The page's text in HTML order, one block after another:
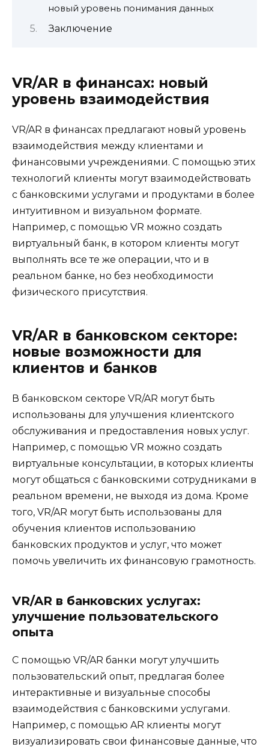
новый уровень понимания данных
Заключение
VR/AR в финансах: новый
уровень взаимодействия
VR/AR в финансах предлагают новый уровень
взаимодействия между клиентами и
финансовыми учреждениями. С помощью этих
технологий клиенты могут взаимодействовать
с банковскими услугами и продуктами в более
интуитивном и визуальном формате.
Например, с помощью VR можно создать
виртуальный банк, в котором клиенты могут
выполнять все те же операции, что и в
реальном банке, но без необходимости
физического присутствия.
VR/AR в банковском секторе:
новые возможности для
клиентов и банков
В банковском секторе VR/AR могут быть
использованы для улучшения клиентского
обслуживания и предоставления новых услуг.
Например, с помощью VR можно создать
виртуальные консультации, в которых клиенты
могут общаться с банковскими сотрудниками в
реальном времени, не выходя из дома. Кроме
того, VR/AR могут быть использованы для
обучения клиентов использованию
банковских продуктов и услуг, что может
помочь увеличить их финансовую грамотность.
VR/AR в банковских услугах:
улучшение пользовательского
опыта
С помощью VR/AR банки могут улучшить
пользовательский опыт, предлагая более
интерактивные и визуальные способы
взаимодействия с банковскими услугами.
Например, с помощью AR клиенты могут
визуализировать свои финансовые данные, что